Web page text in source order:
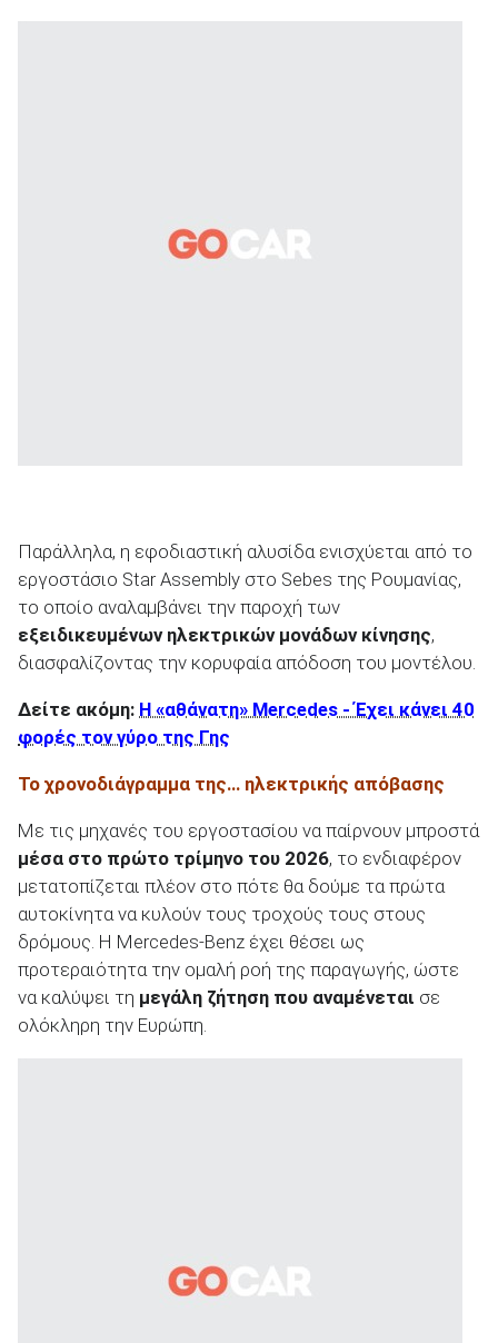
Παράλληλα, η εφοδιαστική αλυσίδα ενισχύεται από το
εργοστάσιο Star Assembly στο Sebes της Ρουμανίας,
το οποίο αναλαμβάνει την παροχή των
εξειδικευμένων ηλεκτρικών μονάδων κίνησης,
διασφαλίζοντας την κορυφαία απόδοση του μοντέλου.
Δείτε ακόμη: Η «αθάνατη» Mercedes - Έχει κάνει 40
φορές τον γύρο της Γης
Το χρονοδιάγραμμα της… ηλεκτρικής απόβασης
Με τις μηχανές του εργοστασίου να παίρνουν μπροστά
μέσα στο πρώτο τρίμηνο του 2026, το ενδιαφέρον
μετατοπίζεται πλέον στο πότε θα δούμε τα πρώτα
αυτοκίνητα να κυλούν τους τροχούς τους στους
δρόμους. Η Mercedes-Benz έχει θέσει ως
προτεραιότητα την ομαλή ροή της παραγωγής, ώστε
να καλύψει τη μεγάλη ζήτηση που αναμένεται σε
ολόκληρη την Ευρώπη.